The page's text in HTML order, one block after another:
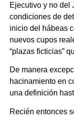
Ejecutivo y no del
condiciones de
inicio del hábeas
nuevos cupos
“plazas ficticias”
De manera
hacinamiento en
una definición
Recién entonces